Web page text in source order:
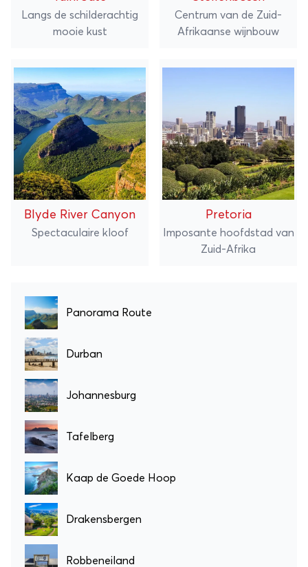
Langs de schilderachtig
mooie kust
Centrum van de Zuid-
Afrikaanse wijnbouw
Blyde River Canyon
Spectaculaire kloof
Pretoria
Imposante hoofdstad van
Zuid-Afrika
Panorama Route
Durban
Johannesburg
Tafelberg
Kaap de Goede Hoop
Drakensbergen
Robbeneiland